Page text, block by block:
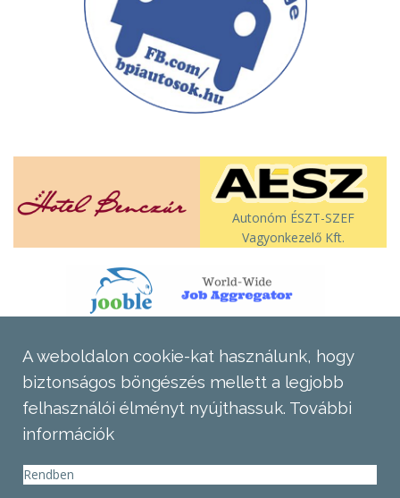
Autonóm ÉSZT-SZEF
Vagyonkezelő Kft.
A weboldalon cookie-kat használunk, hogy
biztonságos böngészés mellett a legjobb
felhasználói élményt nyújthassuk. További
információk
Rendben